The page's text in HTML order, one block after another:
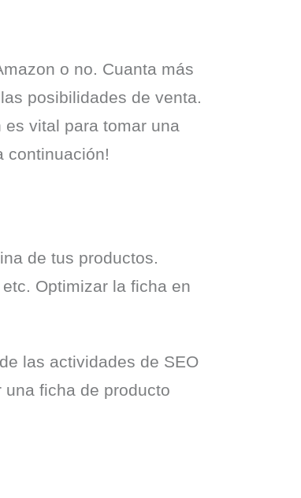
o no. Cuanta más
vital para tomar una
continuación!
de tus productos.
Optimizar la ficha en
las actividades de SEO
ficha de producto